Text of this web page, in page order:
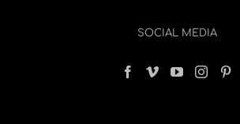
SOCIAL MEDIA